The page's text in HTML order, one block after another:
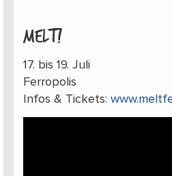
MELT!
17. bis 19. Juli
Ferropolis
Infos & Tickets: